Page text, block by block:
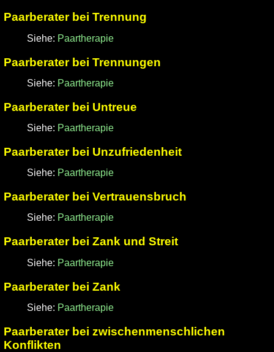
Paarberater bei Trennung
Siehe: Paartherapie
Paarberater bei Trennungen
Siehe: Paartherapie
Paarberater bei Untreue
Siehe: Paartherapie
Paarberater bei Unzufriedenheit
Siehe: Paartherapie
Paarberater bei Vertrauensbruch
Siehe: Paartherapie
Paarberater bei Zank und Streit
Siehe: Paartherapie
Paarberater bei Zank
Siehe: Paartherapie
Paarberater bei zwischenmenschlichen
Konflikten